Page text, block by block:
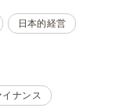
日本的経営
イナンス